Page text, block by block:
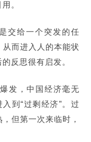
。
交给一个突发的任
而进入人的本能状
反思很有启发。
发，中国经济毫无
入到“过剩经济”。过
但第一次来临时，